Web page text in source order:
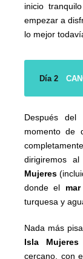
inicio
empezar a
lo mejor
Día 2
Después del
momento de
dirigiremos
Mujeres
donde el
turquesa y
Nada más
Isla Mujeres
cercano, con